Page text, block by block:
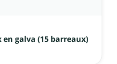
galva (15 barreaux)